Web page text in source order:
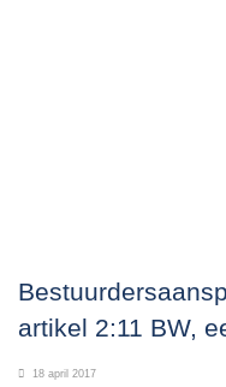
artikel 2:11 BW,
18 april 2017